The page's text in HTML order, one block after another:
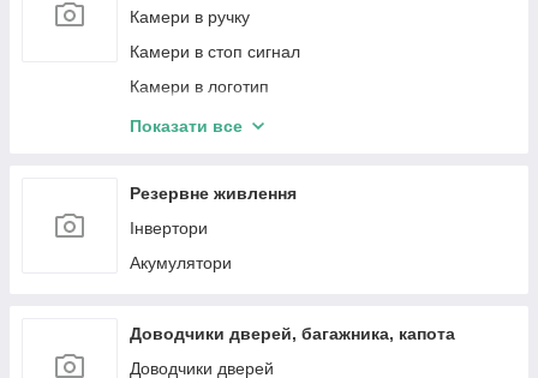
Камери в ручку
Камери в стоп сигнал
Камери в логотип
Камери кругового огляду 360
Показати все
Резервне живлення
Інвертори
Акумулятори
Доводчики дверей, багажника, капота
Доводчики дверей